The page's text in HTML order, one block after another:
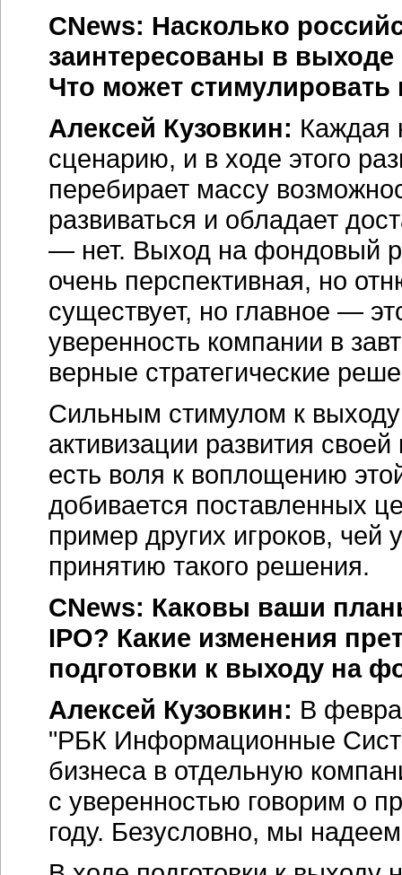
CNews: Насколько
заинтересованы в
Что может стимулировать
Алексей Кузовкин: Каждая
сценарию, и в ходе этого
перебирает массу
развиваться и обладает
— нет. Выход на фондовый
очень перспективная, но
существует, но главное —
уверенность компании в
верные стратегические
Сильным стимулом к
активизации развития
есть воля к воплощению
добивается поставленных
пример других игроков, чей
принятию такого решения.
CNews: Каковы ваши
IPO? Какие изменения
подготовки к выходу на
Алексей Кузовкин: В
"РБК Информационные
бизнеса в отдельную
с уверенностью говорим о
году. Безусловно, мы